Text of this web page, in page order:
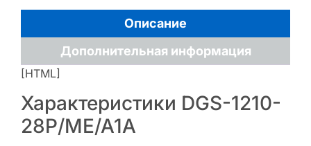
Описание
Дополнительная информация
[HTML]
Характеристики DGS-1210-
28P/ME/A1A